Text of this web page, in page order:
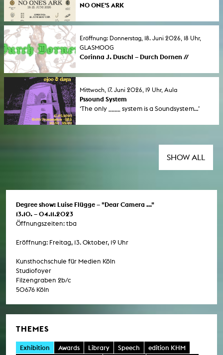
NO ONE'S ARK
at the Bilker Bunker in Düsseldorf.
Eröffnung: Donnerstag, 18. Juni 2026, 18 Uhr,
GLASMOOG
Corinna J. Duschl – Durch Dornen //
In ihrer Diplomausstellung befasst sich
Narrativen und ihren historischen
Verflechtungen.
Mittwoch, 17. Juni 2026, 19 Uhr, Aula
Pssound System
‘The only ____ system is a Soundsystem...’
(KHM) invites all a presentation by: Pssound
from Brussels, with members oojo and daya.
SHOW ALL
Degree show: Luise Flügge – "Dear Camera …"
13.10. – 04.11.2023
Öffnungszeiten: tba
Eröffnung: Freitag, 13. Oktober, 19 Uhr
Kunsthochschule für Medien Köln
Studiofoyer
Filzengraben 2b/c
50676 Köln
THEMES
Exhibition Awards Library Speech
edition KHM